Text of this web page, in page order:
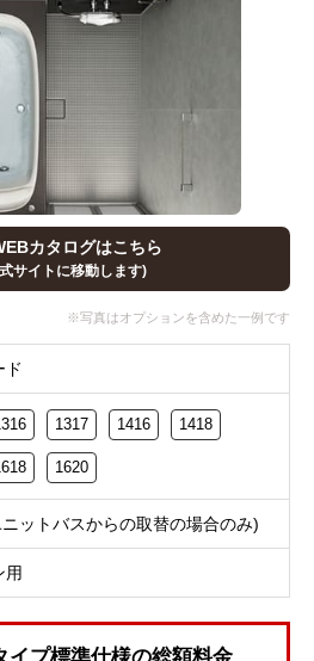
カタログはこちら
サイトに移動します)
ド
1317 1416 1418
1620
ットバスからの取替の場合のみ)
用